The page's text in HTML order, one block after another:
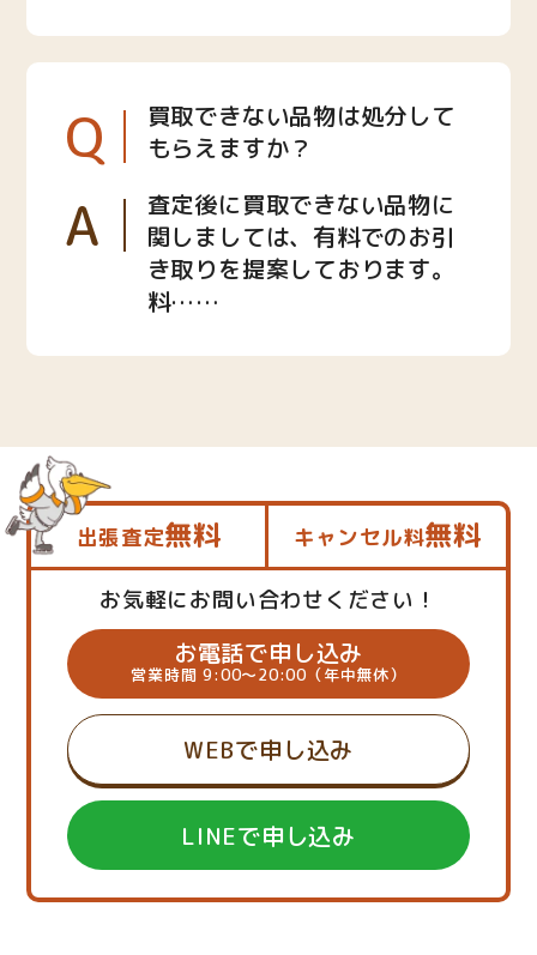
Q
買取できない品物は処分して
もらえますか？
A
査定後に買取できない品物に
関しましては、有料でのお引
き取りを提案しております。
料……
出張査定無料 キャンセル料無料
お気軽にお問い合わせください！
お電話で申し込み
営業時間 9:00～20:00（年中無休）
WEBで申し込み
LINEで申し込み